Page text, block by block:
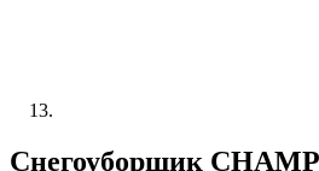
Снегоуборщик